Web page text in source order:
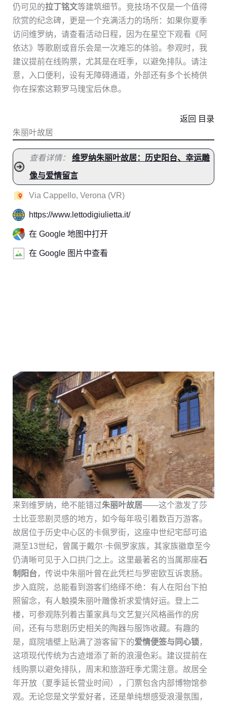
仍可见的拉丁铭文等建筑细节。竞技场不仅是一个值得
欣赏的纪念碑，更是一个充满活力的场所：如果你夏季
访问维罗纳，请查看活动日程，因为在星空下观看《阿
依达》等歌剧或音乐会是一次难忘的体验。参观时，我
建议提前在线购票，尤其是在旺季，以避免排队。请注
意，入口便利，设有无障碍通道，外部还有多个长椅供
你在探索这颗罗马瑰宝后休息。
朱丽叶故居
返回 目录
查看详情： 维罗纳朱丽叶故居：历史阳台、幸运雕
像与爱情留言
Via Cappello, Verona (VR)
https://www.lettodigiulietta.it/
在 Google 地图中打开
在 Google 图片中查看
来到维罗纳，绝不能错过朱丽叶故居——这个激发了莎
士比亚悲剧灵感的地方，如今每年吸引着数百万游客。
故居位于历史中心区的卡佩罗街，这座中世纪宅邸可追
溯至13世纪，曾属于戴尔·卡佩罗家族，其家族徽章至今
仍清晰可见于入口拱门之上。这里最著名的当属那座石
制阳台，传说中朱丽叶曾在此凭栏与罗密欧互诉衷肠。
步入庭院，总能看到游客们络绎不绝：有人在阳台下拍
照留念，有人触摸朱丽叶雕像祈求爱情好运。登上二
楼，可参观陈列着古董家具与文艺复兴风格画作的房
间，还有与悲剧历史相关的陶器与服饰收藏。有趣的
是，庭院墙壁上贴满了游客留下的爱情便签与同心锁 ，
这项现代传统为古迹增添了新的浪漫色彩。建议提前在
线购票以避免排队，周末和旅游旺季尤需注意。故居全
年开放（夏季延长营业时间），门票包含内部博物馆参
观。无论您是文学爱好者，还是单纯想感受浪漫氛围，